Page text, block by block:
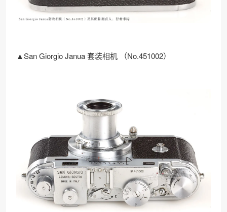
▲San Giorgio Janua 套装相机 （No.451002）